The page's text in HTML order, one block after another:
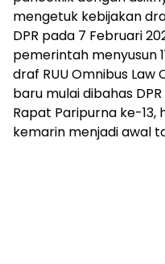
mengetuk kebijakan
DPR pada 7 Februari
pemerintah menyusun
draf RUU Omnibus Law
baru mulai dibahas
Rapat Paripurna ke-
kemarin menjadi awal